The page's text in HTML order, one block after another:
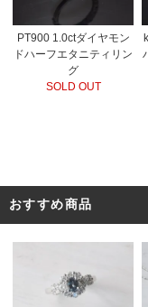
PT900 1.0ctダイヤモン
ドハーフエタニティリン
グ
SOLD OUT
おすすめ商品